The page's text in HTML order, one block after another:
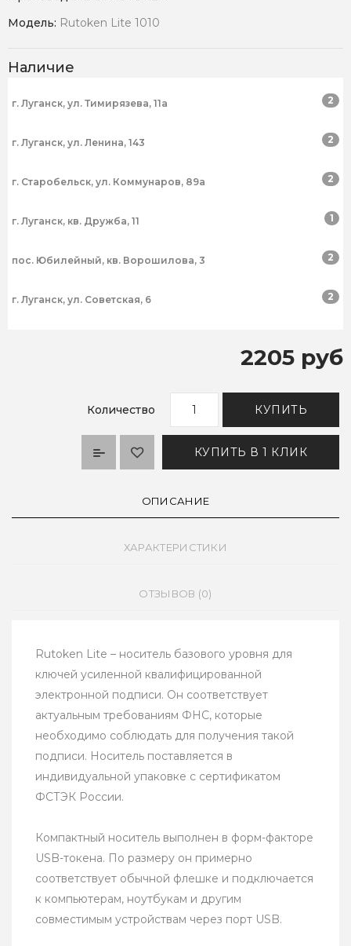
Модель: Rutoken Lite 1010
Наличие
г. Луганск, ул. Тимирязева, 11а 2
г. Луганск, ул. Ленина, 143 2
г. Старобельск, ул. Коммунаров, 89а 2
г. Луганск, кв. Дружба, 11 1
пос. Юбилейный, кв. Ворошилова, 3 2
г. Луганск, ул. Советская, 6 2
2205 руб
Количество КУПИТЬ
КУПИТЬ В 1 КЛИК
ОПИСАНИЕ
ХАРАКТЕРИСТИКИ
ОТЗЫВОВ (0)
Rutoken Lite – носитель базового уровня для
ключей усиленной квалифицированной
электронной подписи. Он соответствует
актуальным требованиям ФНС, которые
необходимо соблюдать для получения такой
подписи. Носитель поставляется в
индивидуальной упаковке с сертификатом
ФСТЭК России.
Компактный носитель выполнен в форм-факторе
USB-токена. По размеру он примерно
соответствует обычной флешке и подключается
к компьютерам, ноутбукам и другим
совместимым устройствам через порт USB.